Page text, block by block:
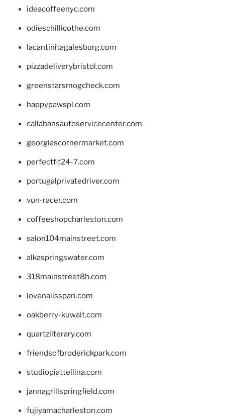
ideacoffeenyc.com
odieschillicothe.com
lacantinitagalesburg.com
pizzadeliverybristol.com
greenstarsmogcheck.com
happypawspl.com
callahansautoservicecenter.com
georgiascornermarket.com
perfectfit24-7.com
portugalprivatedriver.com
von-racer.com
coffeeshopcharleston.com
salon104mainstreet.com
alkaspringswater.com
318mainstreet8h.com
lovenailsspari.com
oakberry-kuwait.com
quartzliterary.com
friendsofbroderickpark.com
studiopiattellina.com
jannagrillspringfield.com
fujiyamacharleston.com